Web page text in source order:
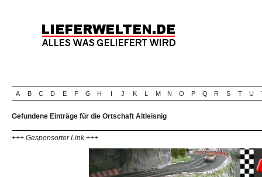
A B C D E F G H I J K L M N O P Q R S T U
Gefundene Einträge für die Ortschaft Altleisnig
+++ Gesponsorter Link +++